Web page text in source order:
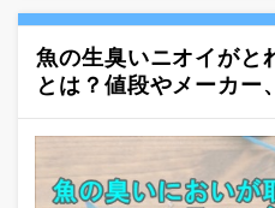
魚の生臭いニオイがと
とは？値段やメーカー